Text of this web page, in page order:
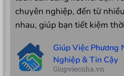
chuyên nghiệp, đến từ
nhau, giúp bạn tiết kiệm
Giúp Việc Phương
Nghiệp & Tin Cậy
Giupviecnha.vn